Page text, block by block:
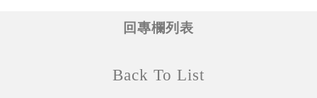
回專欄列表
Back To List